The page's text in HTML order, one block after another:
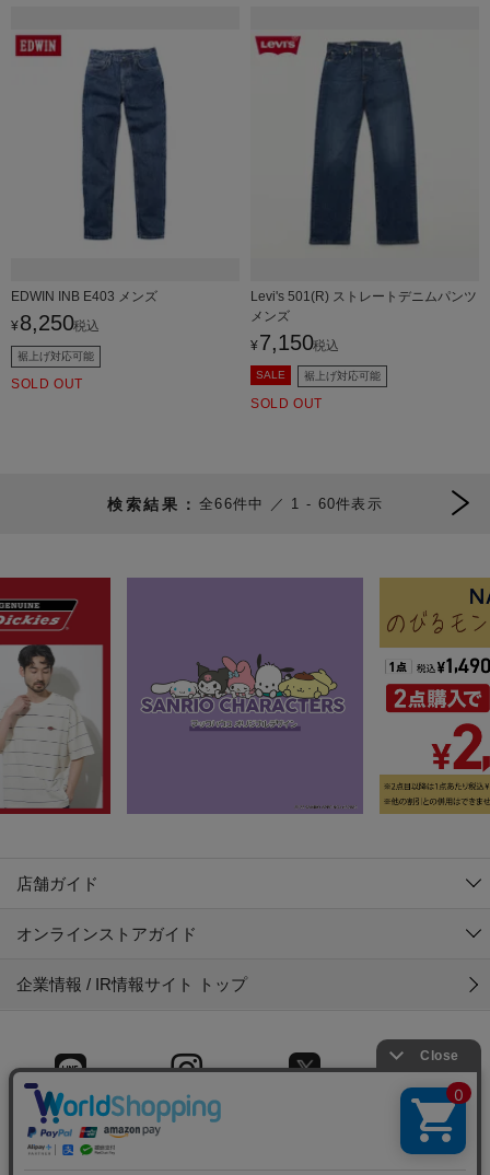
EDWIN INB E403 メンズ
¥ 8,250税込
裾上げ対応可能
SOLD OUT
Levi's 501(R) ストレートデニムパンツ
メンズ
¥ 7,150税込
SALE 裾上げ対応可能
SOLD OUT
66件中 1 - 60件表示
店舗ガイド
オンラインストアガイド
企業情報 / IR情報サイト トップ
LINE Instagram Facebook